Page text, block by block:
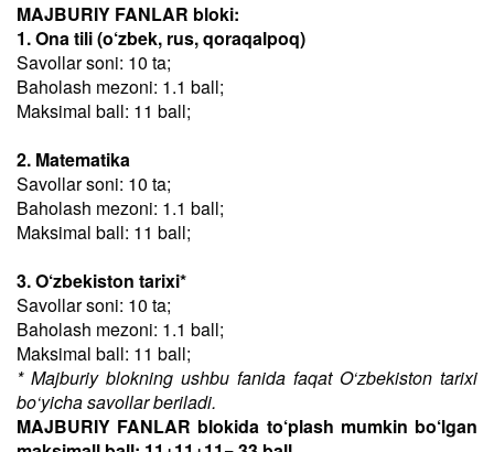
MAJBURIY FANLAR bloki:
1. Ona tili (o‘zbek, rus, qoraqalpoq)
Savollar soni: 10 ta;
Baholash mezoni: 1.1 ball;
Maksimal ball: 11 ball;
2. Matematika
Savollar soni: 10 ta;
Baholash mezoni: 1.1 ball;
Maksimal ball: 11 ball;
3. O‘zbekiston tarixi*
Savollar soni: 10 ta;
Baholash mezoni: 1.1 ball;
Maksimal ball: 11 ball;
* Majburiy blokning ushbu fanida faqat O‘zbekiston tarixi
bo‘yicha savollar beriladi.
MAJBURIY FANLAR blokida to‘plash mumkin bo‘lgan